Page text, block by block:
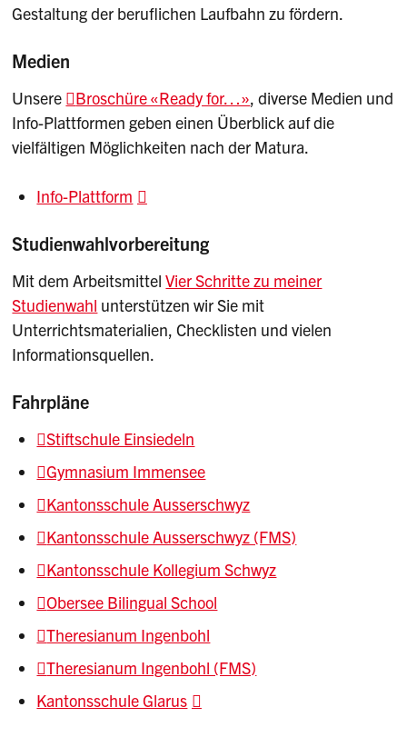
Gestaltung der beruflichen Laufbahn zu fördern.
Medien
Unsere Broschüre «Ready for…», diverse Medien und
Info-Plattformen geben einen Überblick auf die
vielfältigen Möglichkeiten nach der Matura.
Info-Plattform
Studienwahlvorbereitung
Mit dem ArbeitsmittelVier Schritte zu meiner
Studienwahl unterstützen wir Sie mit
Unterrichtsmaterialien, Checklisten und vielen
Informationsquellen.
Fahrpläne
Stiftschule Einsiedeln
Gymnasium Immensee
Kantonsschule Ausserschwyz
Kantonsschule Ausserschwyz (FMS)
Kantonsschule Kollegium Schwyz
Obersee Bilingual School
Theresianum Ingenbohl
Theresianum Ingenbohl (FMS)
Kantonsschule Glarus